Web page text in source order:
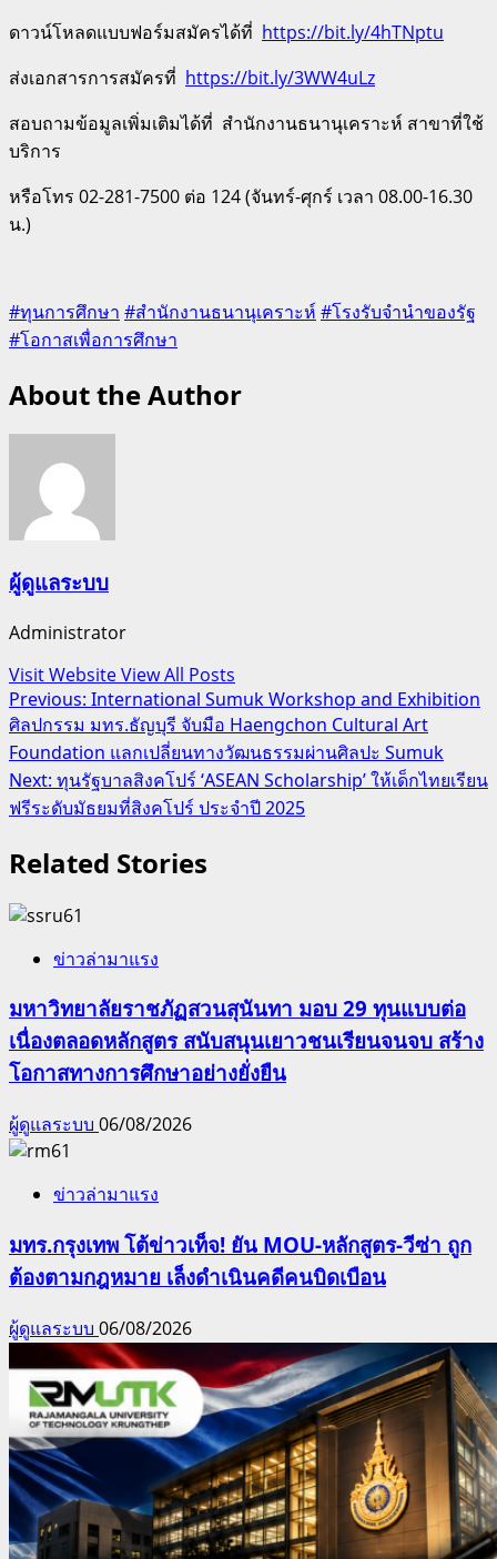
ดาวน์โหลดแบบฟอร์มสมัครได้ที่ https://bit.ly/4hTNptu
ส่งเอกสารการสมัครที่ https://bit.ly/3WW4uLz
สอบถามข้อมูลเพิ่มเติมได้ที่ สำนักงานธนานุเคราะห์ สาขาที่ใช้
บริการ
หรือโทร 02-281-7500 ต่อ 124 (จันทร์-ศุกร์ เวลา 08.00-16.30
น.)
#ทุนการศึกษา #สำนักงานธนานุเคราะห์#โรงรับจำนำของรัฐ
#โอกาสเพื่อการศึกษา
About the Author
ผู้ดูแลระบบ
Administrator
Visit WebsiteView All Posts
Post
navigation
Previous: International Sumuk Workshop and Exhibition
ศิลปกรรม มทร.ธัญบุรี จับมือ Haengchon Cultural Art
Foundation แลกเปลี่ยนทางวัฒนธรรมผ่านศิลปะ Sumuk
Next: ทุนรัฐบาลสิงคโปร์ ‘ASEAN Scholarship’ ให้เด็กไทยเรียน
ฟรีระดับมัธยมที่สิงคโปร์ ประจำปี 2025
Related Stories
ข่าวล่ามาแรง
มหาวิทยาลัยราชภัฏสวนสุนันทา มอบ 29 ทุนแบบต่อ
เนื่องตลอดหลักสูตร สนับสนุนเยาวชนเรียนจนจบ สร้าง
โอกาสทางการศึกษาอย่างยั่งยืน
ผู้ดูแลระบบ 06/08/2026
ข่าวล่ามาแรง
มทร.กรุงเทพ โต้ข่าวเท็จ! ยัน MOU-หลักสูตร-วีซ่า ถูก
ต้องตามกฎหมาย เล็งดำเนินคดีคนบิดเบือน
ผู้ดูแลระบบ 06/08/2026